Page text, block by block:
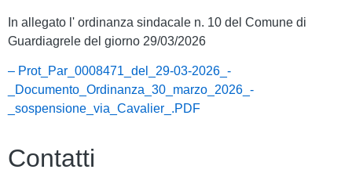
In allegato l' ordinanza sindacale n. 10 del Comune di
Guardiagrele del giorno 29/03/2026
– Prot_Par_0008471_del_29-03-2026_-
_Documento_Ordinanza_30_marzo_2026_-
_sospensione_via_Cavalier_.PDF
Contatti